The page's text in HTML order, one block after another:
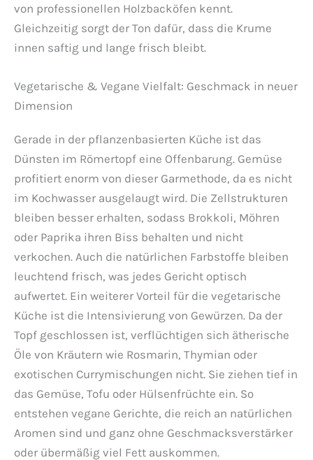
von professionellen Holzbacköfen kennt.
Gleichzeitig sorgt der Ton dafür, dass die Krume
innen saftig und lange frisch bleibt.
Vegetarische & Vegane Vielfalt: Geschmack in neuer
Dimension
Gerade in der pflanzenbasierten Küche ist das
Dünsten im Römertopf eine Offenbarung. Gemüse
profitiert enorm von dieser Garmethode, da es nicht
im Kochwasser ausgelaugt wird. Die Zellstrukturen
bleiben besser erhalten, sodass Brokkoli, Möhren
oder Paprika ihren Biss behalten und nicht
verkochen. Auch die natürlichen Farbstoffe bleiben
leuchtend frisch, was jedes Gericht optisch
aufwertet. Ein weiterer Vorteil für die vegetarische
Küche ist die Intensivierung von Gewürzen. Da der
Topf geschlossen ist, verflüchtigen sich ätherische
Öle von Kräutern wie Rosmarin, Thymian oder
exotischen Currymischungen nicht. Sie ziehen tief in
das Gemüse, Tofu oder Hülsenfrüchte ein. So
entstehen vegane Gerichte, die reich an natürlichen
Aromen sind und ganz ohne Geschmacksverstärker
oder übermäßig viel Fett auskommen.